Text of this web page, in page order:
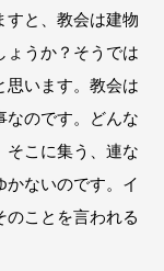
すと、教会は建物
ょうか？そうでは
思います。教会は
なのです。どんな
そこに集う、連な
かないのです。イ
のことを言われる